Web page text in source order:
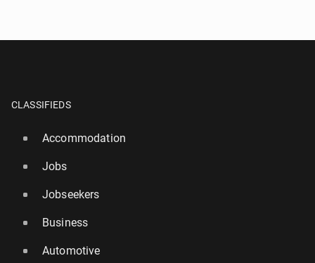
CLASSIFIEDS
Accommodation
Jobs
Jobseekers
Business
Automotive